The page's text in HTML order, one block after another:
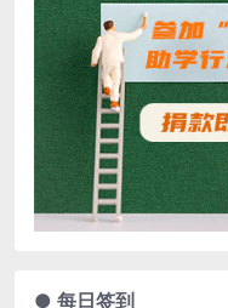
● 每日签到